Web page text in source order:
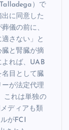
）で
に同意した
儀の前に、
さない」と
と腎臓が摘
れば、UAB
目として臓
が法定代理
これは単独の
ディアも類
がFCI